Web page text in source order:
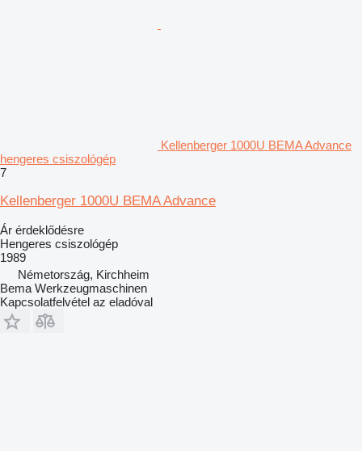
Kellenberger 1000U BEMA Advance
hengeres csiszológép
7
Kellenberger 1000U BEMA Advance
Ár érdeklődésre
Hengeres csiszológép
1989
Németország, Kirchheim
Bema Werkzeugmaschinen
Kapcsolatfelvétel az eladóval